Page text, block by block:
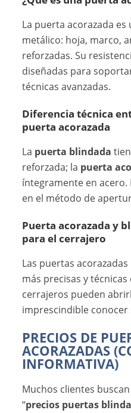
La puerta acorazada
metálico: hoja, marco,
reforzadas. Su
diseñadas para
técnicas avanzadas.
Diferencia técnica
puerta acorazada
La puerta blindada
reforzada; la puerta
íntegramente en
en el método de
Puerta acorazada y
para el cerrajero
Las puertas
más precisas y
cerrajeros pueden
imprescindible
PRECIOS DE
ACORAZADAS
INFORMATIVA)
Muchos clientes
“precios puertas